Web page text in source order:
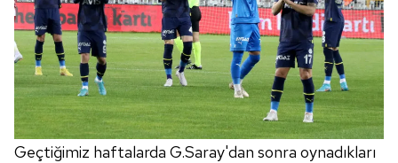
Geçtiğimiz haftalarda G.Saray'dan sonra oynadıkları